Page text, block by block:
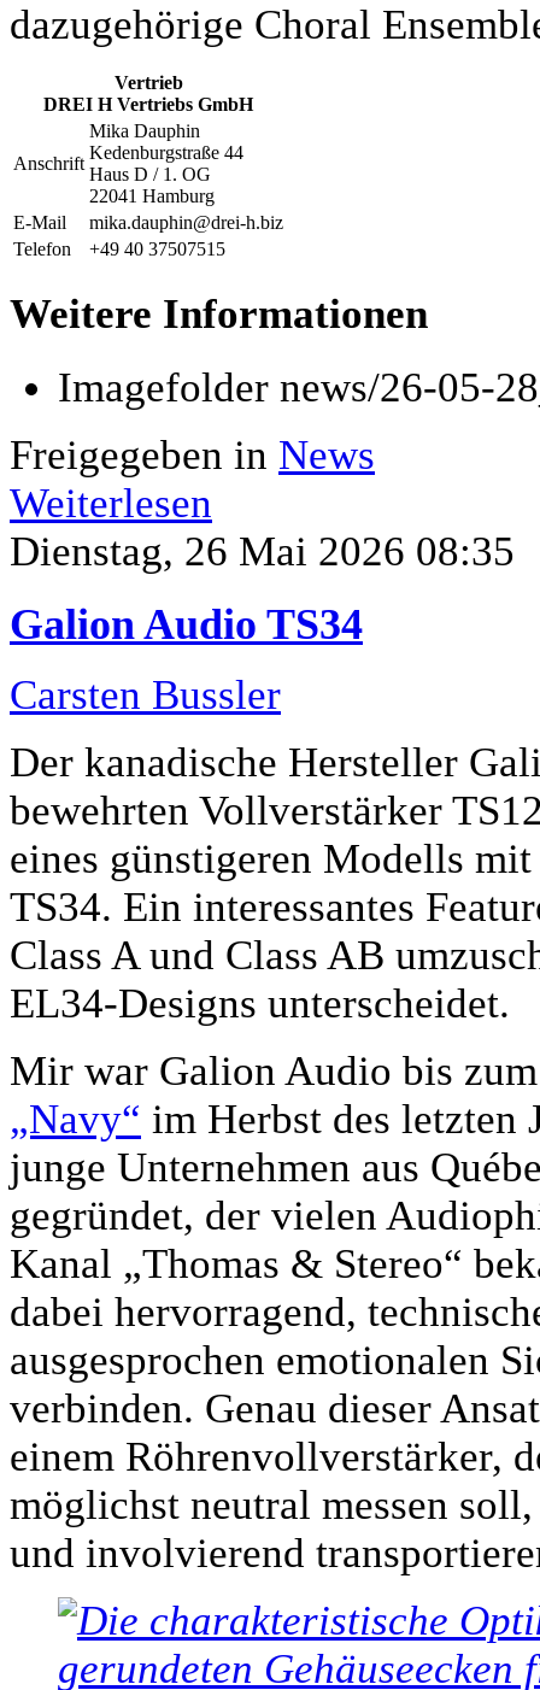
dazugehörige Choral
Vertrieb
DREI H Vertriebs GmbH
Anschrift
Mika Dauphin
Kedenburgstraße 44
Haus D / 1. OG
22041 Hamburg
E-Mail
mika.dauphin@drei-h.biz
Telefon
+49 40 37507515
Weitere Informationen
Imagefolder news/26-05-
Freigegeben in News
Weiterlesen
Dienstag, 26 Mai 2026 08:35
Galion Audio TS34
Carsten Bussler
Der kanadische Hersteller
bewehrten Vollverstärker
eines günstigeren Modells
TS34. Ein interessantes
Class A und Class AB
EL34-Designs unterscheidet.
Mir war Galion Audio bis
„Navy“ im Herbst des letzten
junge Unternehmen aus
gegründet, der vielen
Kanal „Thomas & Stereo“
dabei hervorragend,
ausgesprochen emotionalen
verbinden. Genau dieser
einem Röhrenvollverstärker,
möglichst neutral messen
und involvierend